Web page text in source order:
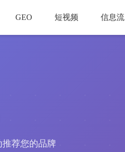
GEO 短视频 信息流
荐您的品牌